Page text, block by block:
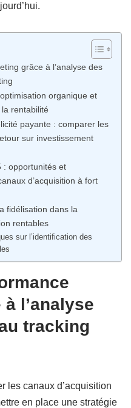
grâce à l’analyse des
organique et
rentabilité
payante : comparer les
sur investissement
: opportunités et
d’acquisition à fort
fidélisation dans la
rentables
sur l’identification des
l’analyse
tracking
les canaux d’acquisition
en place une stratégie